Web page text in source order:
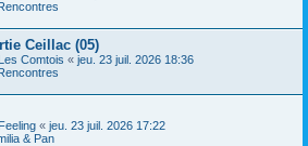
Ceillac (05)
Les Comtois « jeu. 23 juil. 2026 18:36
Feeling « jeu. 23 juil. 2026 17:22
& Pan